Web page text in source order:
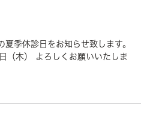
季休診日をお知らせ致します。
（木） よろしくお願いいたしま